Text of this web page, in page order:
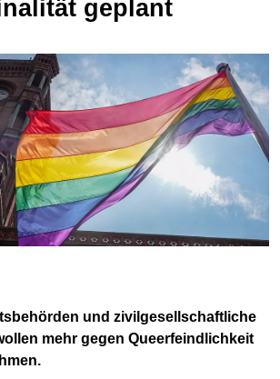
geplant
und zivilgesellschaftliche
mehr gegen Queerfeindlichkeit